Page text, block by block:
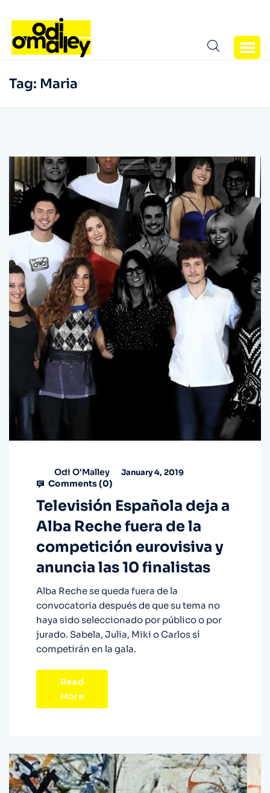
Tag: Maria
Odi O'Malley January 4, 2019
Comments (0)
Televisión Española deja a
Alba Reche fuera de la
competición eurovisiva y
anuncia las 10 finalistas
Alba Reche se queda fuera de la
convocatoria después de que su tema no
haya sido seleccionado por público o por
jurado. Sabela, Julia, Miki o Carlos sí
competirán en la gala.
Read
More